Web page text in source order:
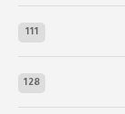
111
128